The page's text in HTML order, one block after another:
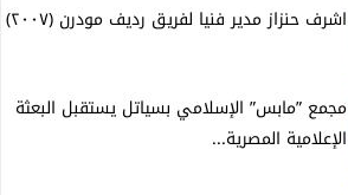
اشرف حنزاز مدير فنيا لفريق رديف مودرن (٢٠٠٧)
مجمع ”مابس” الإسلامي بسياتل يستقبل البعثة
الإعلامية المصرية...